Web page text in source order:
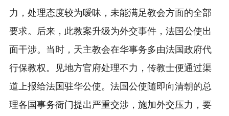
力，处理态度较为暧昧，未能满足教会方面的全部
要求。后来，此教案升级为外交事件，法国公使出
面干涉。当时，天主教会在华事务多由法国政府代
行保教权。见地方官府处理不力，传教士便通过渠
道上报给法国驻华公使。法国公使随即向清朝的总
理各国事务衙门提出严重交涉，施加外交压力，要